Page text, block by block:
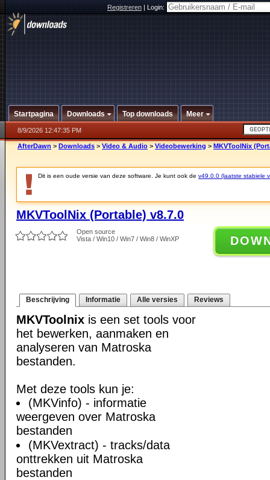
Registreren|Login:
Startpagina Downloads Top downloads Meer
8/9/2026 12:47:35 PM
AfterDawn > Downloads > Video & Audio > Videobewerking > MKVToolNix
Dit is een oude versie van deze software. Je kunt ook de v49.0.0 (laatste stabiele
MKVToolNix (Portable) v8.7.0
Open source
Vista / Win10 / Win7 / Win8 / WinXP
Beschrijving Informatie Alle versies Reviews
MKVToolnix is een set tools voor
het bewerken, aanmaken en
analyseren van Matroska
bestanden.
Met deze tools kun je:
(MKVinfo) - informatie
weergeven over Matroska
bestanden
(MKVextract) - tracks/data
onttrekken uit Matroska
bestanden